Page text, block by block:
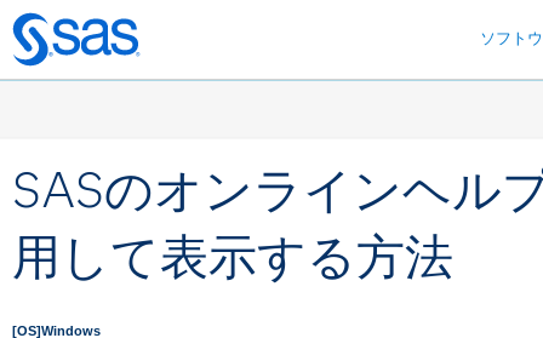
Skip
ソフト
SASのオンラインヘル
用して表示する方法
[OS]Windows